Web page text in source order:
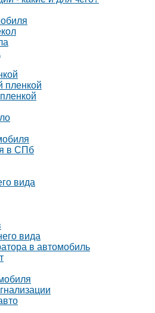
пленкой
в СПб
вида
вида
в автомобиль